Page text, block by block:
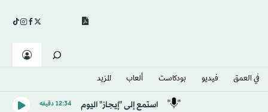
في العمق فيديو بودكاست ألعاب المزيد
استمع إلى "إيجاز" اليوم 12:34 دقيقه